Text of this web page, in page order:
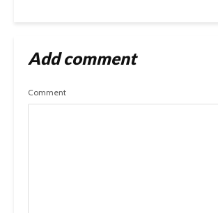
Add comment
Comment